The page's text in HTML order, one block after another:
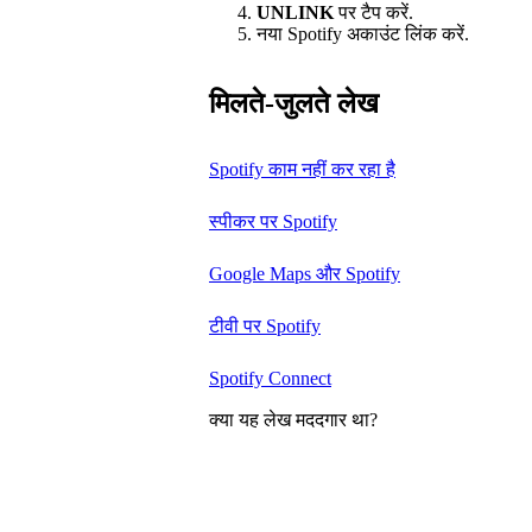
UNLINKपर टैप करें.
नया Spotify अकाउंट लिंक करें.
मिलते-जुलते लेख
Spotify काम नहीं कर रहा है
स्पीकर पर Spotify
Google Maps और Spotify
टीवी पर Spotify
Spotify Connect
क्या यह लेख मददगार था?